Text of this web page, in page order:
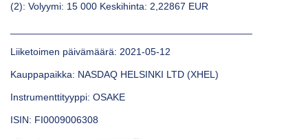
(2): Volyymi: 15 000 Keskihinta: 2,22867 EUR
Liiketoimen päivämäärä: 2021-05-12
Kauppapaikka: NASDAQ HELSINKI LTD (XHEL)
Instrumenttityyppi: OSAKE
ISIN: FI0009006308